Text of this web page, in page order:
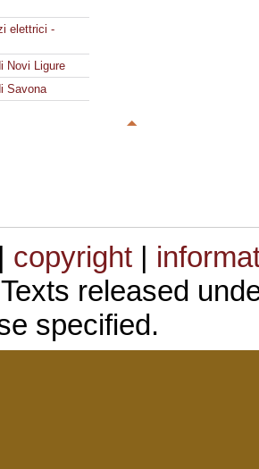
elettrici -
Novi Ligure
Savona
| copyright|
released
specified.